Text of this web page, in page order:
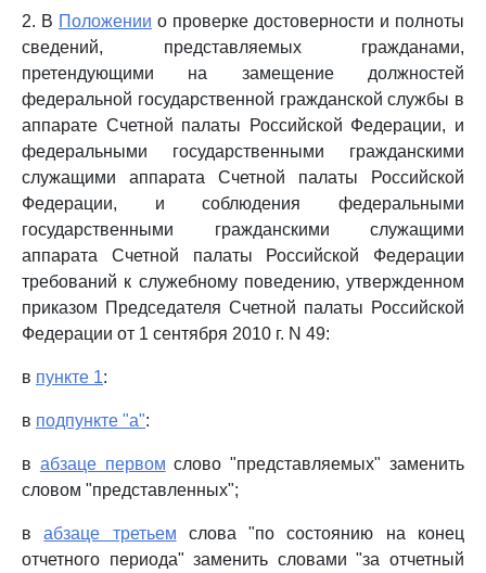
2. В Положении о проверке достоверности и полноты
сведений, представляемых гражданами,
претендующими на замещение должностей
федеральной государственной гражданской службы в
аппарате Счетной палаты Российской Федерации, и
федеральными государственными гражданскими
служащими аппарата Счетной палаты Российской
Федерации, и соблюдения федеральными
государственными гражданскими служащими
аппарата Счетной палаты Российской Федерации
требований к служебному поведению, утвержденном
приказом Председателя Счетной палаты Российской
Федерации от 1 сентября 2010 г. N 49:
в пункте 1:
в подпункте "а":
в абзаце первом слово "представляемых" заменить
словом "представленных";
вабзаце третьем слова "по состоянию на конец
отчетного периода" заменить словами "за отчетный